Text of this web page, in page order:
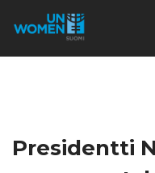
Mitä teemme
Presidentti